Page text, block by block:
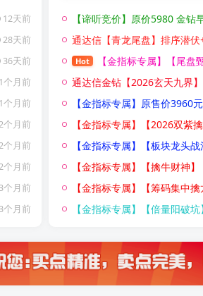
【众筹指标系列】
12天前
28天前
【众
36天前
【众筹指标系列】
1个月前
1个月前
个月前
个月前
个月前
3个月前
3个月前
【谛听竞价】原价5980 金钻早盘竞价指标 、 可回测历史
通达信【青龙尾盘】排序潜伏+次日套利，信号可回看，超
Hot 【金指标专属】【尾盘甄选排序】2026年6月新作，今买明卖
通达信金钻【2026玄天九界】优化版 尾买思路●阴线擒妖 聚焦
【金指标专属】原售价3960元 2026年5月最新金钻【震荡突破】 捕捉创业板科创
【金指标专属】【2026双紫擒龙】套装共80个指标 紫
【金指标专属】【板块龙头战法】板块龙头战法捕捉题材连板涨停板
【金指标专属】【擒牛财神】 牛股发掘 牛股追寻 牛抬头 主力进场主升浪启
【金指标专属】【筹码集中擒龙战法2026】通达信龙头战法
【金指标专属】【倍量阳破坑】首倍阳+破位阴洗盘